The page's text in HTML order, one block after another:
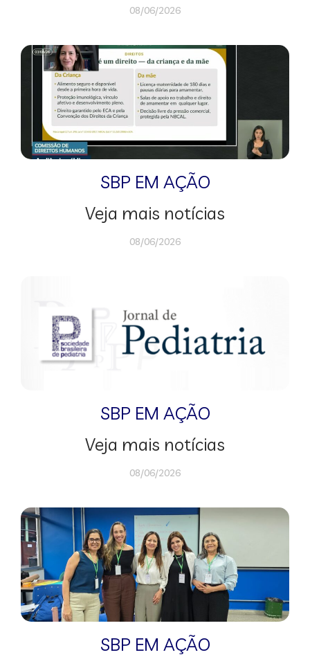
08/06/2026
SBP EM AÇÃO
Veja mais notícias
08/06/2026
SBP EM AÇÃO
Veja mais notícias
08/06/2026
SBP EM AÇÃO